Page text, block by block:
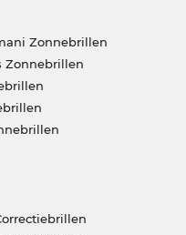
Zonnebrillen
Zonnebrillen